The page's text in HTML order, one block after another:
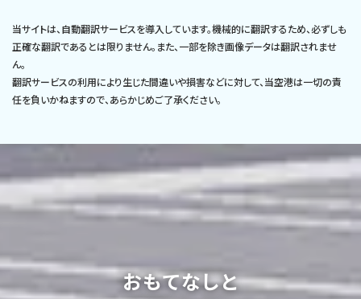
当サイトは、自動翻訳サービスを導入しています。機械的に翻訳するため、必ずしも
正確な翻訳であるとは限りません。また、一部を除き画像データは翻訳されませ
ん。
翻訳サービスの利用により生じた間違いや損害などに対して、当空港は一切の責
任を負いかねますので、あらかじめご了承ください。
おもてなしと